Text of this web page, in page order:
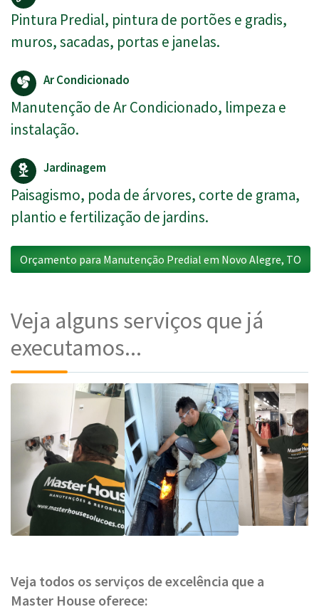
Pintura Predial, pintura de portões e gradis,
muros, sacadas, portas e janelas.
Ar Condicionado
Manutenção de Ar Condicionado, limpeza e
instalação.
Jardinagem
Paisagismo, poda de árvores, corte de grama,
plantio e fertilização de jardins.
Orçamento para Manutenção Predial em Novo Alegre, TO
Veja alguns serviços que já
executamos...
Veja todos os serviços de excelência que a
Master House oferece: